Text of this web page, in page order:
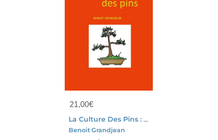
21,00€
La Culture Des Pins : Bonsai Et Niwaki
Benoit Grandjean